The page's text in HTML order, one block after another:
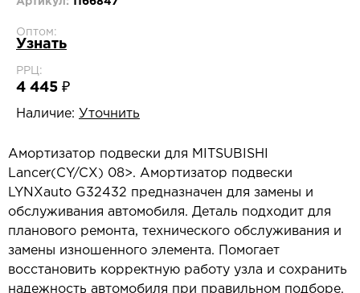
Оптом:
Узнать
РРЦ:
4 445 ₽
Наличие: Уточнить
Амортизатор подвески для MITSUBISHI
Lancer(CY/CX) 08>. Амортизатор подвески
LYNXauto G32432 предназначен для замены и
обслуживания автомобиля. Деталь подходит для
планового ремонта, технического обслуживания и
замены изношенного элемента. Помогает
восстановить корректную работу узла и сохранить
надежность автомобиля при правильном подборе.